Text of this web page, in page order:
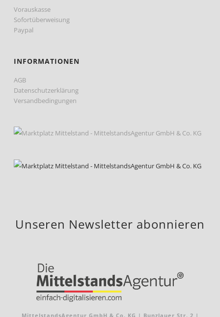
Vorauskasse
Sofortüberweisung
Paypal
INFORMATIONEN
AGB
Datenschutzerklärung
Versandbedingungen
Unseren Newsletter abonnieren
MittelstandsAgentur GmbH & Co. KG | Bunzlauer Str. 2 |